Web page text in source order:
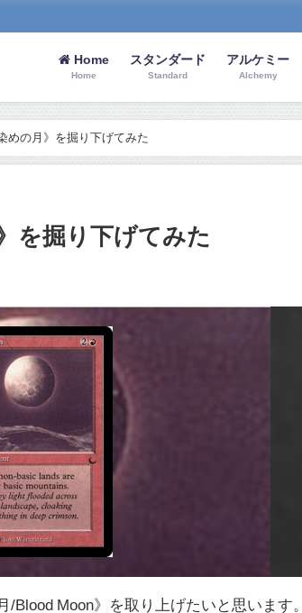
Home
Home
スタンダード
Standard
アルケミー
Alchemy
めの月》を掘り下げてみた
を掘り下げてみた
Blood Moon》を取り上げたいと思います。